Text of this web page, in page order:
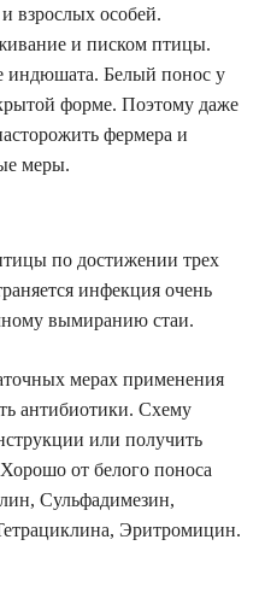
взрослых особей.
и писком птицы.
индюшата. Белый понос у
форме. Поэтому даже
фермера и
меры.
по достижении трех
инфекция очень
вымиранию стаи.
мерах применения
антибиотики. Схему
или получить
от белого поноса
Сульфадимезин,
Эритромицин.